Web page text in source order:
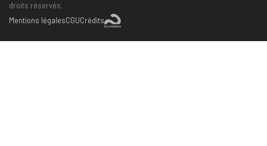
droits réservés.
Mentions légalesCGUCrédits